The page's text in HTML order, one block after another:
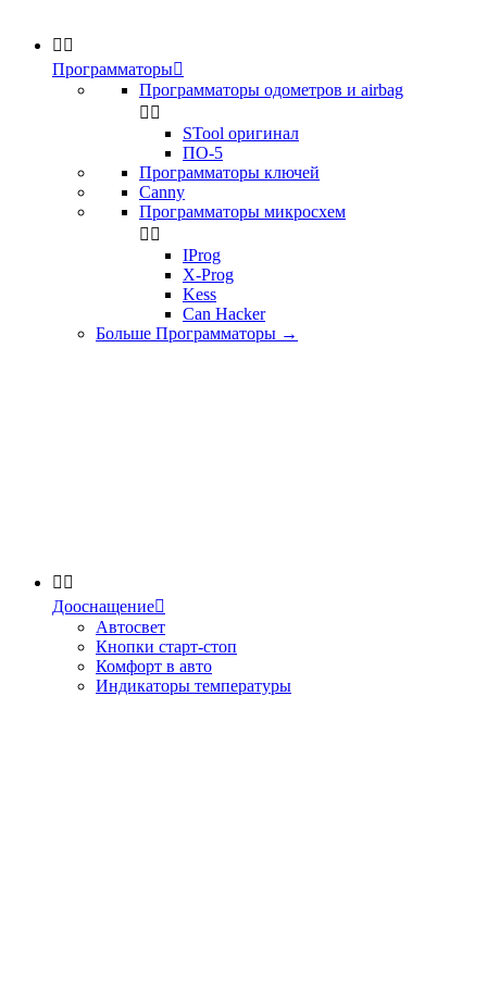
 
Программаторы
Программаторы одометров и airbag
 
STool оригинал
ПО-5
Программаторы ключей
Canny
Программаторы микросхем
 
IProg
X-Prog
Kess
Can Hacker
Больше Программаторы →
 
Дооснащение
Автосвет
Кнопки старт-стоп
Комфорт в авто
Индикаторы температуры